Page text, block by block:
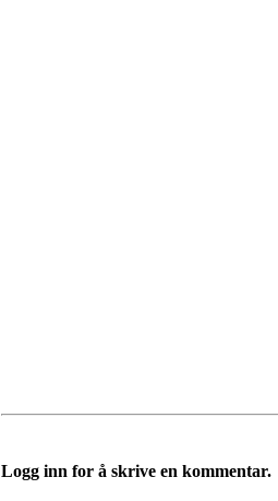
Logg inn for å skrive en kommentar.